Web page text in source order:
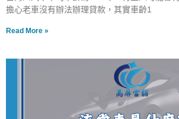
擔心老車沒有辦法辦理貸款，其實車齡1
Read More »